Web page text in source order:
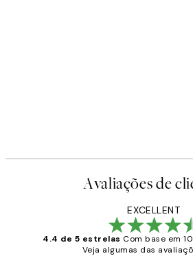
Avaliações de
EXCELLENT
4.4 de 5 estrelas Com base em
Veja algumas das